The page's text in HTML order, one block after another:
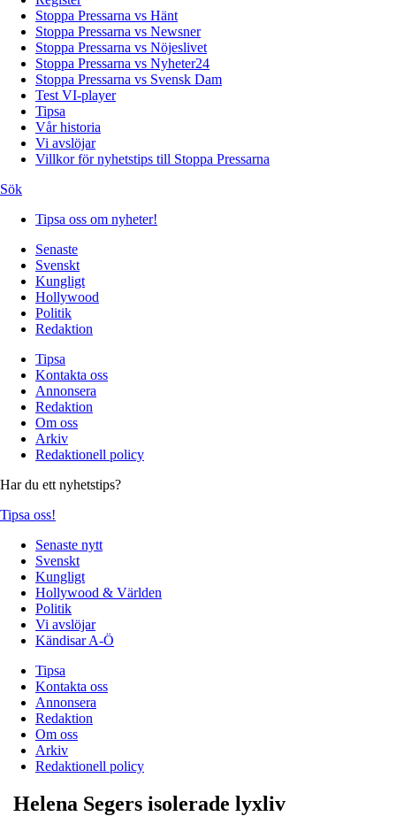
Stoppa Pressarna vs Hänt
Stoppa Pressarna vs Newsner
Stoppa Pressarna vs Nöjeslivet
Stoppa Pressarna vs Nyheter24
Stoppa Pressarna vs Svensk Dam
Test VI-player
Tipsa
Vår historia
Vi avslöjar
Villkor för nyhetstips till Stoppa Pressarna
Sök
Tipsa oss om nyheter!
Senaste
Svenskt
Kungligt
Hollywood
Politik
Redaktion
Tipsa
Kontakta oss
Annonsera
Redaktion
Om oss
Arkiv
Redaktionell policy
Har du ett nyhetstips?
Tipsa oss!
Senaste nytt
Svenskt
Kungligt
Hollywood & Världen
Politik
Vi avslöjar
Kändisar A-Ö
Tipsa
Kontakta oss
Annonsera
Redaktion
Om oss
Arkiv
Redaktionell policy
Helena Segers isolerade lyxliv